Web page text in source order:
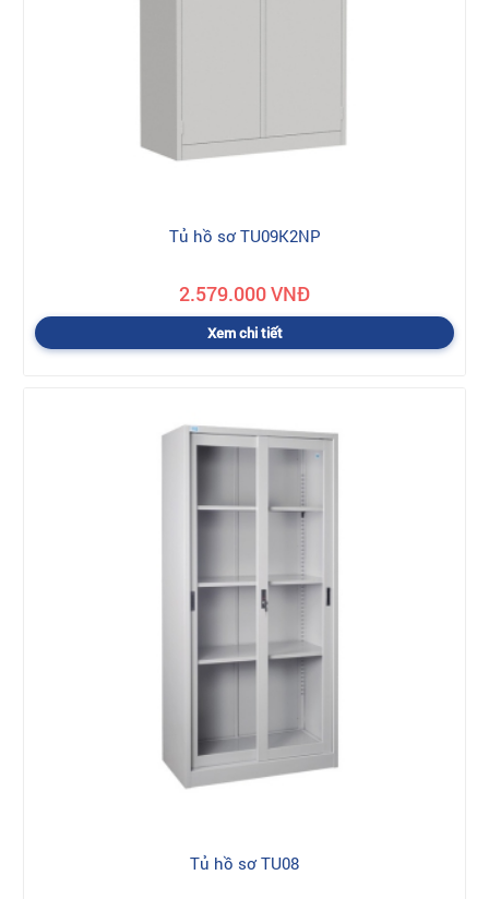
Tủ hồ sơ TU09K2NP
2.579.000 VNĐ
Xem chi tiết
Tủ hồ sơ TU08